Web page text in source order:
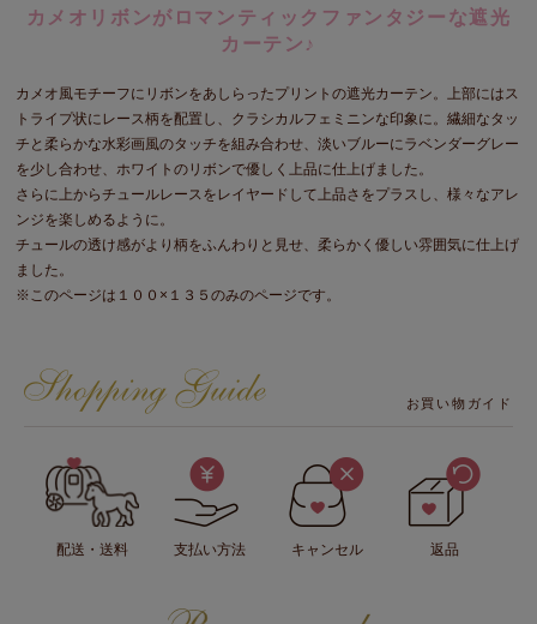
カメオリボンがロマンティックファンタジーな遮光
カーテン♪
カメオ風モチーフにリボンをあしらったプリントの遮光カーテン。上部にはス
トライプ状にレース柄を配置し、クラシカルフェミニンな印象に。繊細なタッ
チと柔らかな水彩画風のタッチを組み合わせ、淡いブルーにラベンダーグレー
を少し合わせ、ホワイトのリボンで優しく上品に仕上げました。
さらに上からチュールレースをレイヤードして上品さをプラスし、様々なアレ
ンジを楽しめるように。
チュールの透け感がより柄をふんわりと見せ、柔らかく優しい雰囲気に仕上げ
ました。
※このページは１００×１３５のみのページです。
お買い物ガイド
配送・送料 支払い方法 キャンセル 返品